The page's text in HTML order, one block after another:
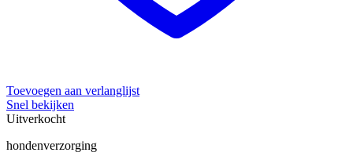
Toevoegen aan verlanglijst
Snel bekijken
Uitverkocht
hondenverzorging